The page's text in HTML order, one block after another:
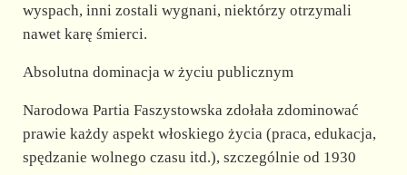
wyspach, inni zostali wygnani, niektórzy otrzymali
nawet karę śmierci.
Absolutna dominacja w życiu publicznym
Narodowa Partia Faszystowska zdołała zdominować
prawie każdy aspekt włoskiego życia (praca, edukacja,
spędzanie wolnego czasu itd.), szczególnie od 1930